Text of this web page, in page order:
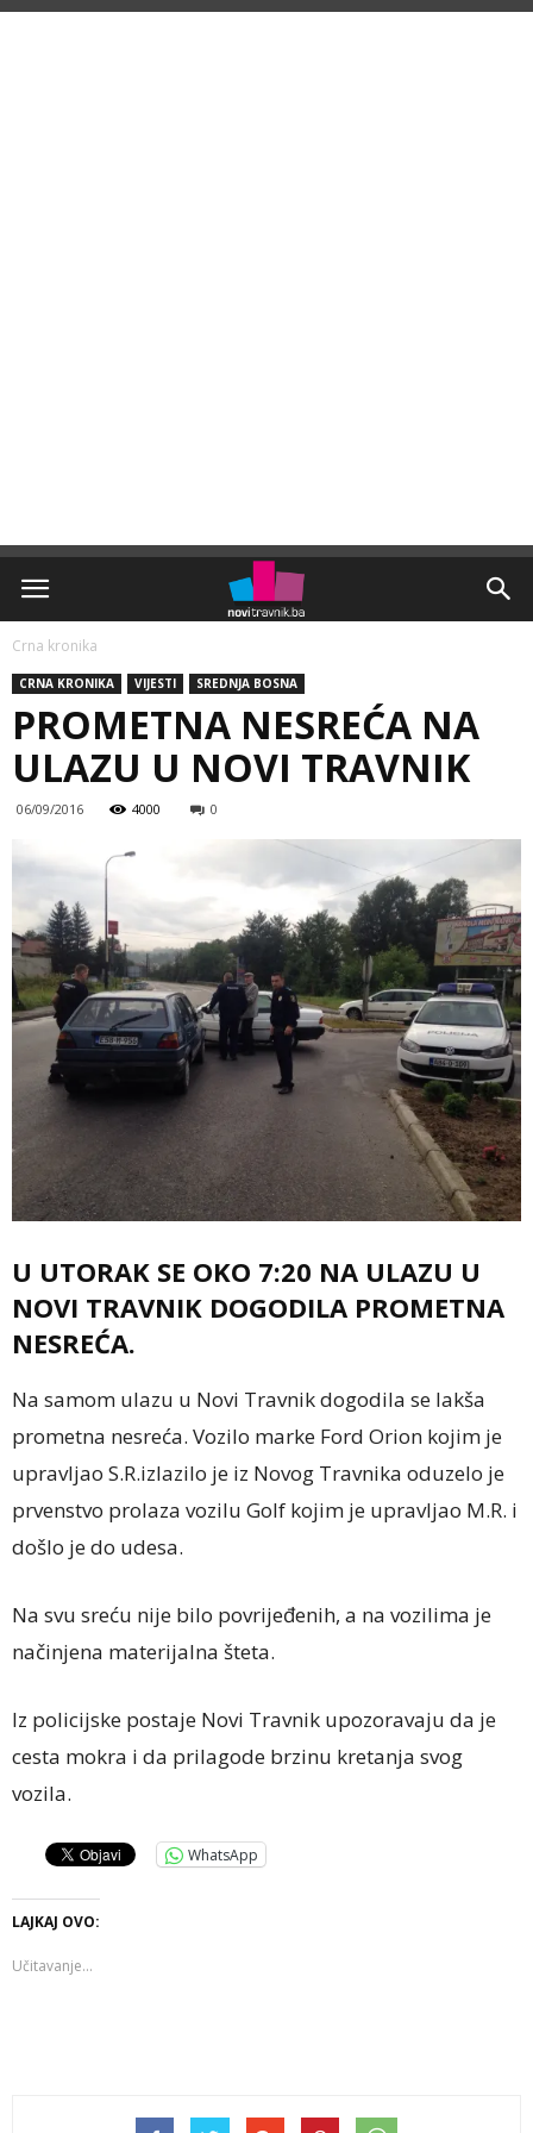
Crna kronika
CRNA KRONIKA VIJESTI SREDNJA BOSNA
PROMETNA NESREĆA NA
ULAZU U NOVI TRAVNIK
06/09/2016 4000 0
U UTORAK SE OKO 7:20 NA ULAZU U
NOVI TRAVNIK DOGODILA PROMETNA
NESREĆA.
Na samom ulazu u Novi Travnik dogodila se lakša
prometna nesreća. Vozilo marke Ford Orion kojim je
upravljao S.R.izlazilo je iz Novog Travnika oduzelo je
prvenstvo prolaza vozilu Golf kojim je upravljao M.R. i
došlo je do udesa.
Na svu sreću nije bilo povrijeđenih, a na vozilima je
načinjena materijalna šteta.
Iz policijske postaje Novi Travnik upozoravaju da je
cesta mokra i da prilagode brzinu kretanja svog
vozila.
WhatsApp
LAJKAJ OVO:
Učitavanje...